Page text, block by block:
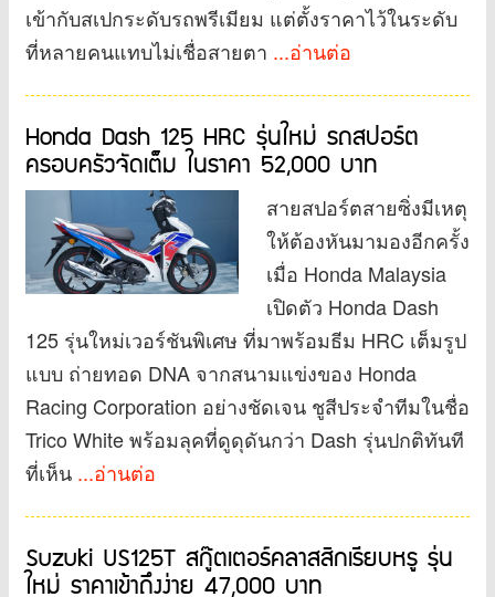
เข้ากับสเปกระดับรถพรีเมียม แต่ตั้งราคาไว้ในระดับ
ที่หลายคนแทบไม่เชื่อสายตา ...อ่านต่อ
Honda Dash 125 HRC รุ่นใหม่ รถสปอร์ต
ครอบครัวจัดเต็ม ในราคา 52,000 บาท
สายสปอร์ตสายซิ่งมีเหตุ
ให้ต้องหันมามองอีกครั้ง
เมื่อ Honda Malaysia
เปิดตัว Honda Dash
125 รุ่นใหม่เวอร์ชันพิเศษ ที่มาพร้อมธีม HRC เต็มรูป
แบบ ถ่ายทอด DNA จากสนามแข่งของ Honda
Racing Corporation อย่างชัดเจน ชูสีประจำทีมในชื่อ
Trico White พร้อมลุคที่ดูดุดันกว่า Dash รุ่นปกติทันที
ที่เห็น ...อ่านต่อ
Suzuki US125T สกู๊ตเตอร์คลาสสิกเรียบหรู รุ่น
ใหม่ ราคาเข้าถึงง่าย 47,000 บาท